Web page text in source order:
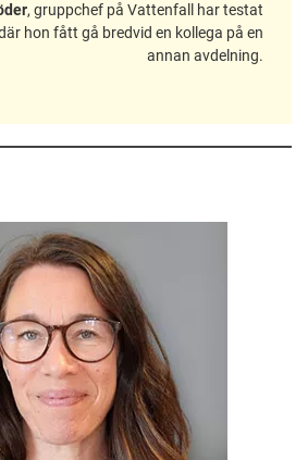
, gruppchef på Vattenfall har testat
hon fått gå bredvid en kollega på en
annan avdelning.